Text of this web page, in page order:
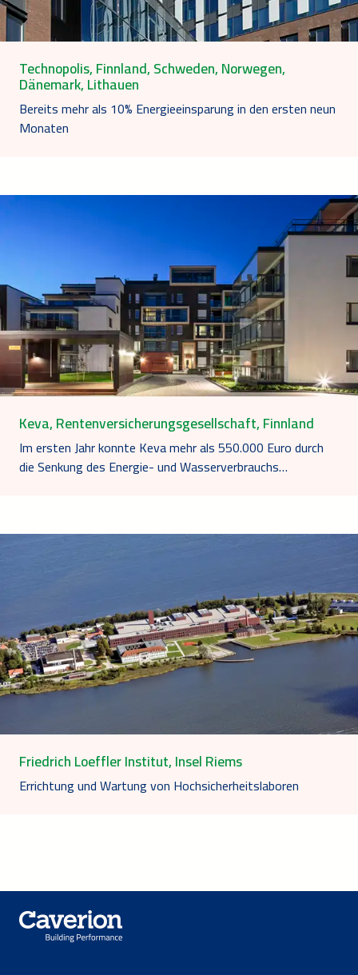
Technopolis, Finnland, Schweden, Norwegen,
Dänemark, Lithauen
Bereits mehr als 10% Energieeinsparung in den ersten neun
Monaten
Keva, Rentenversicherungsgesellschaft, Finnland
Im ersten Jahr konnte Keva mehr als 550.000 Euro durch
die Senkung des Energie- und Wasserverbrauchs…
Friedrich Loeffler Institut, Insel Riems
Errichtung und Wartung von Hochsicherheitslaboren